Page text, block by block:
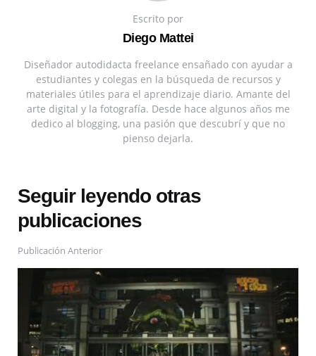
Escrito por
Diego Mattei
Diseñador autodidacta freelance ensañado con ayudar a
estudiantes y colegas en la búsqueda de recursos y
materiales útiles para el aprendizaje diario. Amante del
arte digital y la fotografía. Desde hace algunos años me
dedico al blogging, una pasión que descubrí y que no
pienso dejarla.
Seguir leyendo otras
publicaciones
Publicación Anterior